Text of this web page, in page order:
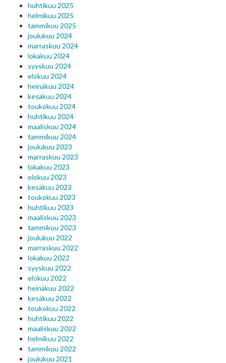
huhtikuu 2025
helmikuu 2025
tammikuu 2025
joulukuu 2024
marraskuu 2024
lokakuu 2024
syyskuu 2024
elokuu 2024
heinäkuu 2024
kesäkuu 2024
toukokuu 2024
huhtikuu 2024
maaliskuu 2024
tammikuu 2024
joulukuu 2023
marraskuu 2023
lokakuu 2023
elokuu 2023
kesäkuu 2023
toukokuu 2023
huhtikuu 2023
maaliskuu 2023
tammikuu 2023
joulukuu 2022
marraskuu 2022
lokakuu 2022
syyskuu 2022
elokuu 2022
heinäkuu 2022
kesäkuu 2022
toukokuu 2022
huhtikuu 2022
maaliskuu 2022
helmikuu 2022
tammikuu 2022
joulukuu 2021